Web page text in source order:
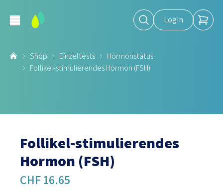
Login
Shop Einzeltests
Hormonstatus
Follikel-stimulierendes Hormon (FSH)
Follikel-stimulierendes
Hormon (FSH)
CHF 16.65